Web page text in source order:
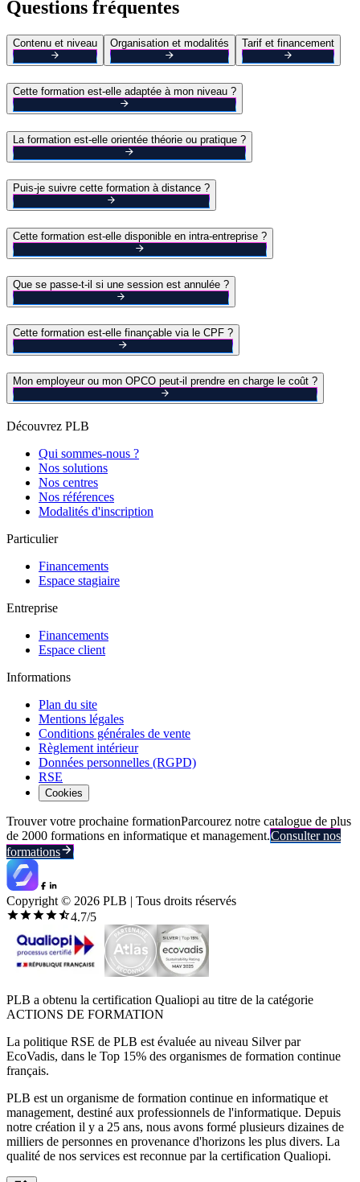
Questions fréquentes
Contenu et niveau Organisation et modalités Tarif et financement
Cette formation est-elle adaptée à mon niveau ?
La formation est-elle orientée théorie ou pratique ?
Puis-je suivre cette formation à distance ?
Cette formation est-elle disponible en intra-entreprise ?
Que se passe-t-il si une session est annulée ?
Cette formation est-elle finançable via le CPF ?
Mon employeur ou mon OPCO peut-il prendre en charge le coût ?
Découvrez PLB
Qui sommes-nous ?
Nos solutions
Nos centres
Nos références
Modalités d'inscription
Particulier
Financements
Espace stagiaire
Entreprise
Financements
Espace client
Informations
Plan du site
Mentions légales
Conditions générales de vente
Règlement intérieur
Données personnelles (RGPD)
RSE
Cookies
Trouver votre prochaine formationParcourez notre catalogue de plus
de 2000 formations en informatique et management.Consulter nos
formations
Copyright © 2026 PLB | Tous droits réservés
4.7/5
PLB a obtenu la certification Qualiopi au titre de la catégorie
ACTIONS DE FORMATION
La politique RSE de PLB est évaluée au niveau Silver par
EcoVadis, dans le Top 15% des organismes de formation continue
français.
PLB est un organisme de formation continue en informatique et
management, destiné aux professionnels de l'informatique. Depuis
notre création il y a 25 ans, nous avons formé plusieurs dizaines de
milliers de personnes en provenance d'horizons les plus divers. La
qualité de nos services est reconnue par la certification Qualiopi.